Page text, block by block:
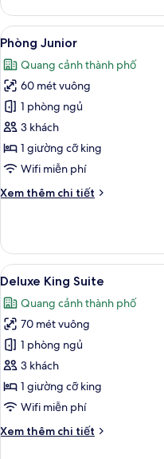
Phòng
giường
Deluxe
Xem
tất
cả
ảnh
Phòng
Junior
9
Phòng Junior
Quang cảnh thành phố
60 mét vuông
1 phòng ngủ
3 khách
1 giường cỡ king
Wifi miễn phí
Xem thêm chi tiết
Chi
Phòng
Junior
Xem
tất
cả
ảnh
Deluxe
King
Suite
10
Deluxe King Suite
Quang cảnh thành phố
70 mét vuông
1 phòng ngủ
3 khách
1 giường cỡ king
Wifi miễn phí
Xem thêm chi tiết
Chi